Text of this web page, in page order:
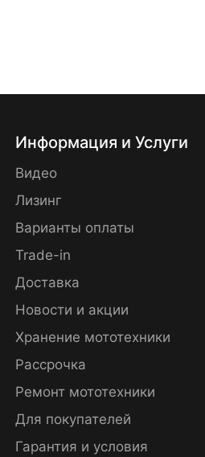
Информация и Услуги
Видео
Лизинг
Варианты оплаты
Trade-in
Доставка
Новости и акции
Хранение мототехники
Рассрочка
Ремонт мототехники
Для покупателей
Гарантия и условия